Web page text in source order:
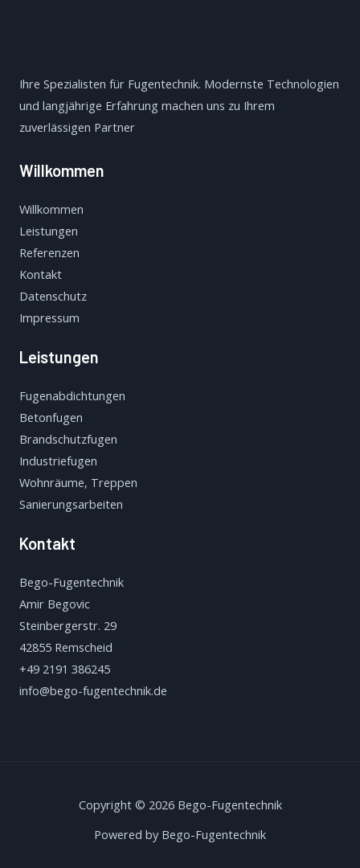
Ihre Spezialisten für Fugentechnik. Modernste Technologien
und langjährige Erfahrung machen uns zu Ihrem
zuverlässigen Partner
Willkommen
Willkommen
Leistungen
Referenzen
Kontakt
Datenschutz
Impressum
Leistungen
Fugenabdichtungen
Betonfugen
Brandschutzfugen
Industriefugen
Wohnräume, Treppen
Sanierungsarbeiten
Kontakt
Bego-Fugentechnik
Amir Begovic
Steinbergerstr. 29
42855 Remscheid
+49 2191 386245
info@bego-fugentechnik.de
Copyright © 2026 Bego-Fugentechnik
Powered by Bego-Fugentechnik